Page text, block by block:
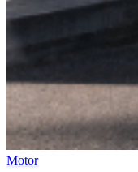
Motor